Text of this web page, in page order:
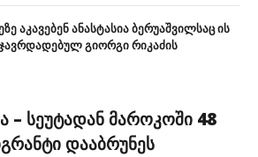
ერთი მთავარი თავის ტკივილია.
ათასი არალეგალის შეღწევა ეს
არის, ეს ნიშნავს ევროკავშირის
აკავებენ ანასტასია ბერუაშვილსაც ის
გიორგი რიკაძის
– სეუტადან მაროკოში 48
დააბრუნეს